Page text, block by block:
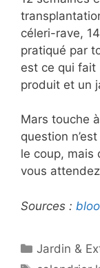
céleri-rave,
pratiqué par
est ce qui fait
produit et un
Mars touche
question
le coup, mais
vous
Sources :
Catégories
Jardin &